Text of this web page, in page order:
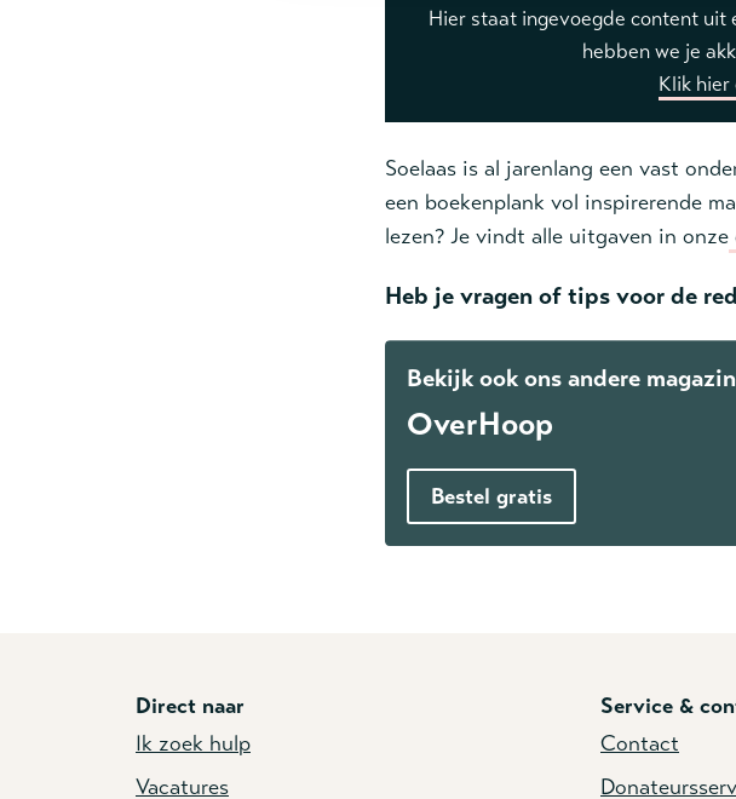
Hier staat ingevoegde content uit
hebben we je
Klik hier
Soelaas is al jarenlang een vast
een boekenplank vol inspirerende
lezen? Je vindt alle uitgaven in onze
Heb je vragen of tips voor de
Bekijk ook ons andere
OverHoop
Bestel gratis
Direct naar
Ik zoek hulp
Vacatures
Service &
Contact